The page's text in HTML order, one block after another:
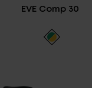
EVE Comp 30